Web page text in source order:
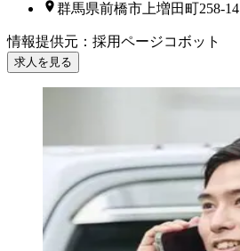
群馬県前橋市上増田町258-14
情報提供元 ： 採用ページコボット
求人を見る